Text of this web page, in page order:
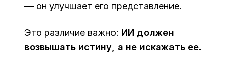
— он улучшает его представление.
Это различие важно: ИИ должен
возвышать истину, а не искажать ее.